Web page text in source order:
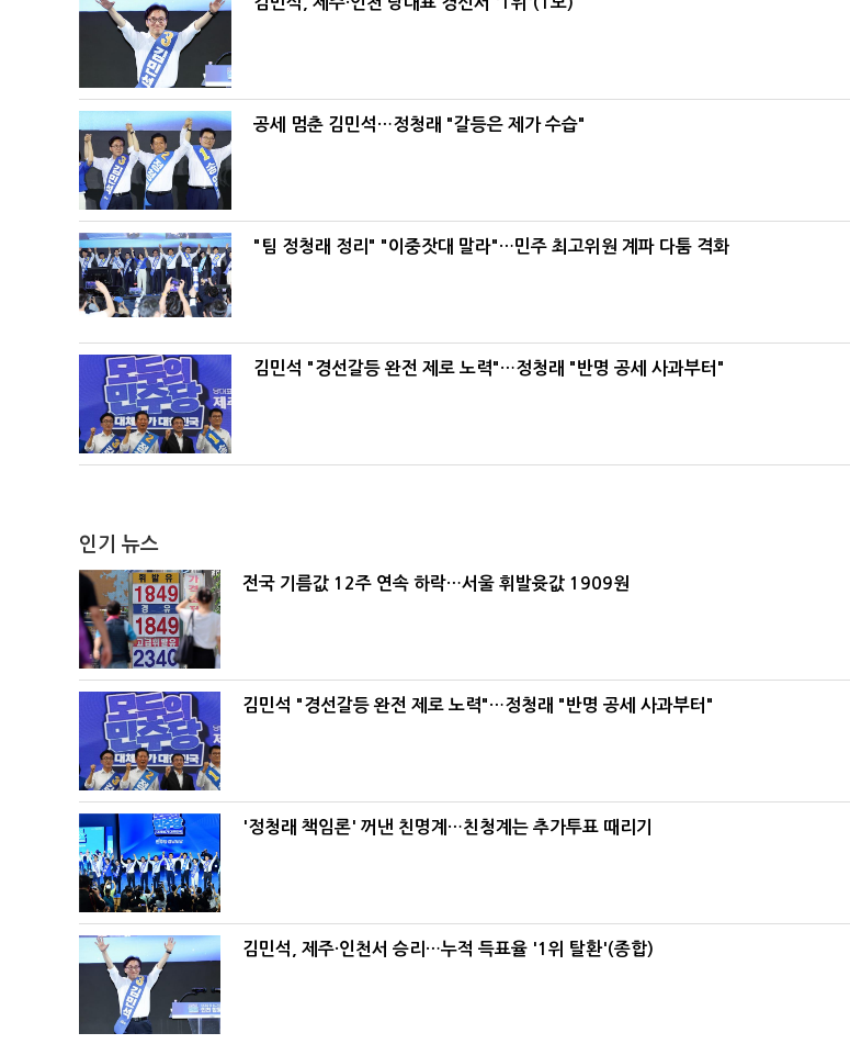
공세 멈춘 김민석…정청래 "갈등은 제가 수습"
"팀 정청래 정리" "이중잣대 말라"…민주 최고위원 계파 다툼 격화
김민석 "경선갈등 완전 제로 노력"…정청래 "반명 공세 사과부터"
인기 뉴스
전국 기름값 12주 연속 하락…서울 휘발윳값 1909원
김민석 "경선갈등 완전 제로 노력"…정청래 "반명 공세 사과부터"
'정청래 책임론' 꺼낸 친명계…친청계는 추가투표 때리기
김민석, 제주·인천서 승리…누적 득표율 '1위 탈환'(종합)